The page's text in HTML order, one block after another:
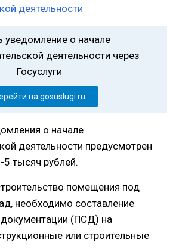
деятельности
уведомление о начале
деятельности через
Госуслуги
на gosuslugi.ru
о начале
деятельности предусмотрен
тысяч рублей.
помещения под
необходимо составление
(ПСД) на
или строительные